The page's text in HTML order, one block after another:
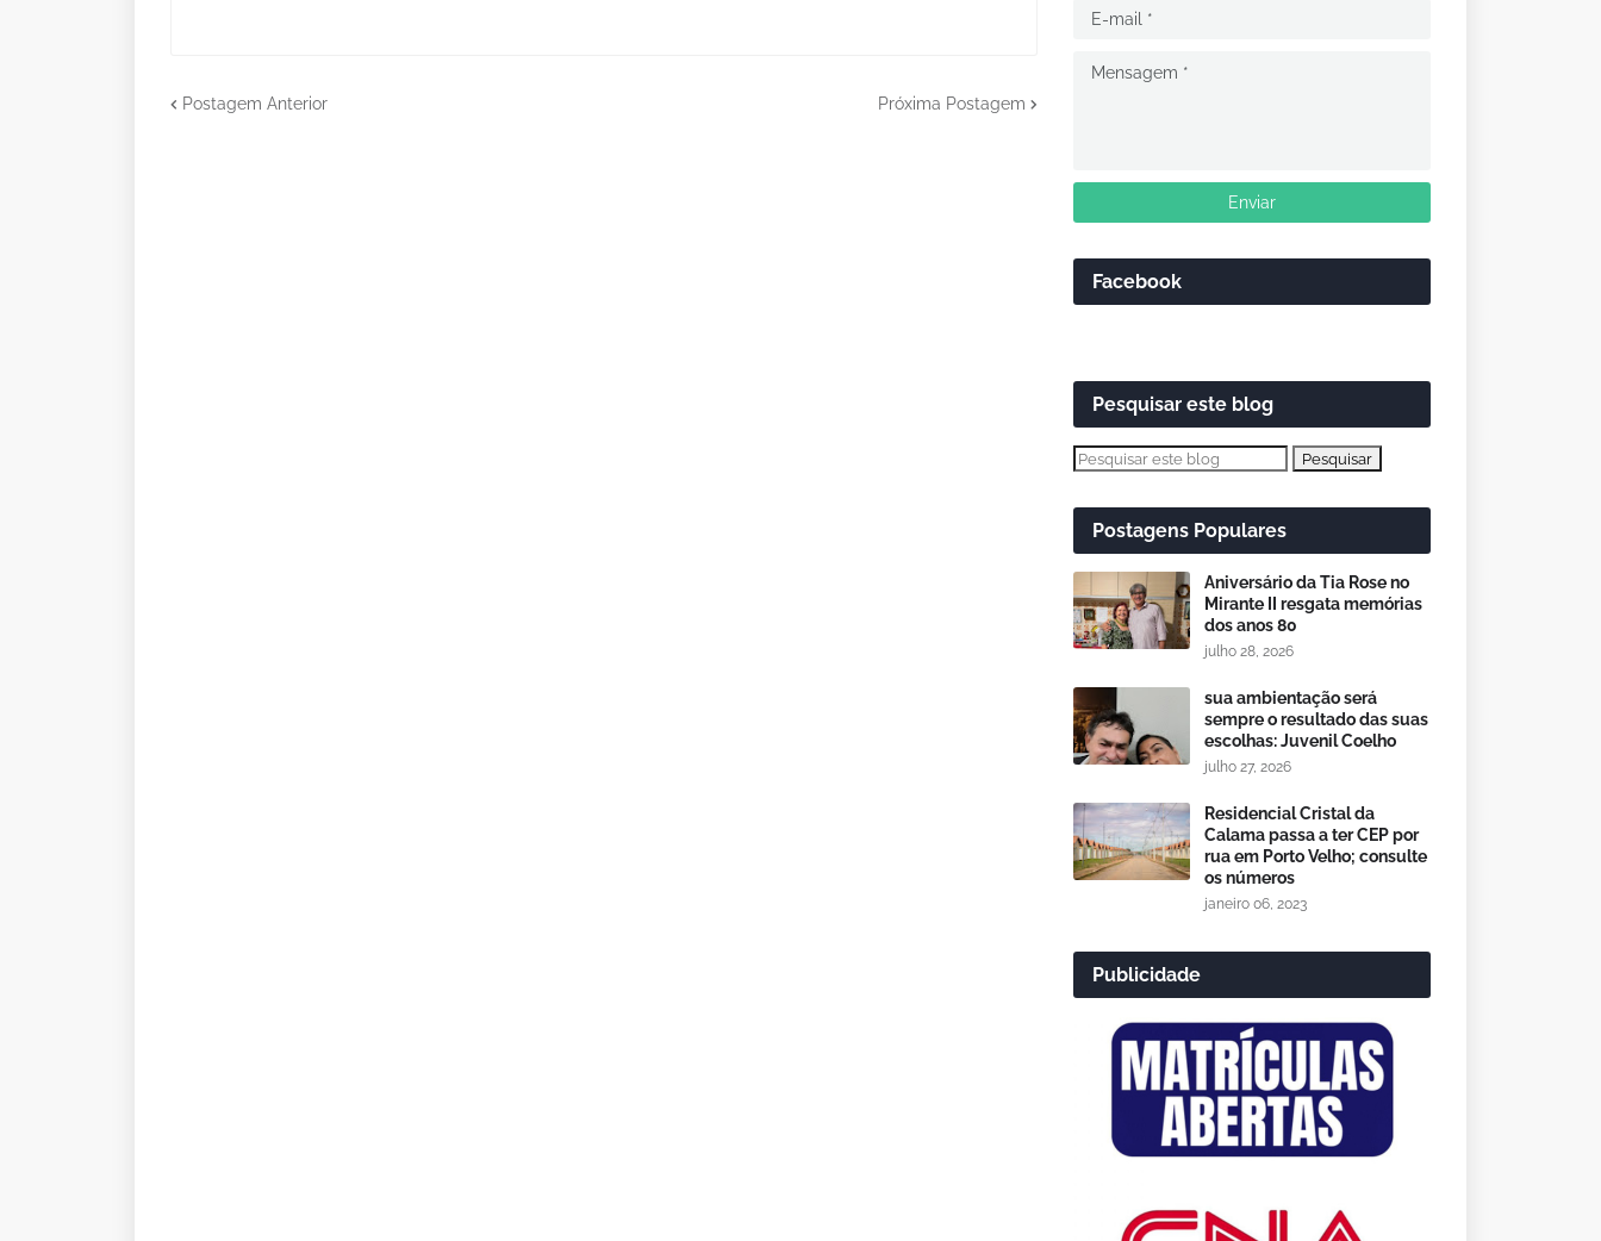
Postagem Anterior Próxima Postagem
Facebook
Pesquisar este blog
Postagens Populares
Aniversário da Tia Rose no
Mirante II resgata memórias
dos anos 80
julho 28, 2026
sua ambientação será
sempre o resultado das suas
escolhas: Juvenil Coelho
julho 27, 2026
Residencial Cristal da
Calama passa a ter CEP por
rua em Porto Velho; consulte
os números
janeiro 06, 2023
Publicidade